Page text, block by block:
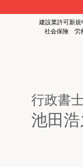
建設業許可新規
社会保険 労
行政書
池田